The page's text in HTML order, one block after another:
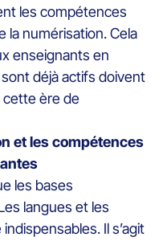
les compétences
la numérisation. Cela
enseignants en
déjà actifs doivent
cette ère de
et les compétences
les bases
langues et les
Il s’agit